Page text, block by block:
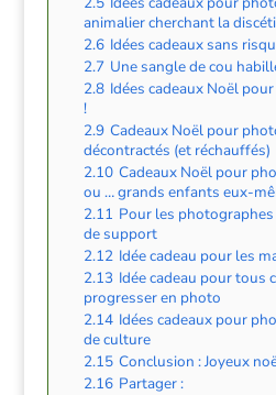
animalier cherchant la
2.6 Idées cadeaux sans
2.7 Une sangle de cou
2.8 Idées cadeaux Noël
!
2.9 Cadeaux Noël pour
décontractés (et réchauffés)
2.10 Cadeaux Noël pour
ou … grands enfants eux-
2.11 Pour les photographes
de support
2.12 Idée cadeau pour les
2.13 Idée cadeau pour tous
progresser en photo
2.14 Idées cadeaux pour
de culture
2.15 Conclusion : Joyeux
2.16 Partager :